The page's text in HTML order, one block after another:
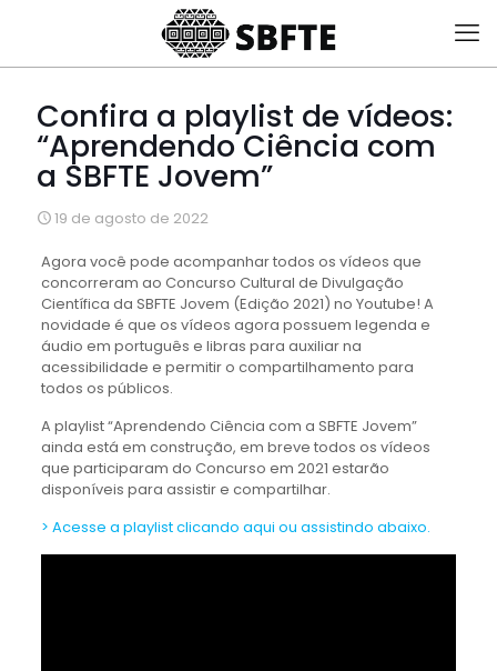
Confira a playlist de vídeos:
“Aprendendo Ciência com
a SBFTE Jovem”
19 de agosto de 2022
Agora você pode acompanhar todos os vídeos que
concorreram ao Concurso Cultural de Divulgação
Científica da SBFTE Jovem (Edição 2021) no Youtube! A
novidade é que os vídeos agora possuem legenda e
áudio em português e libras para auxiliar na
acessibilidade e permitir o compartilhamento para
todos os públicos.
A playlist “Aprendendo Ciência com a SBFTE Jovem”
ainda está em construção, em breve todos os vídeos
que participaram do Concurso em 2021 estarão
disponíveis para assistir e compartilhar.
> Acesse a playlist clicando aqui ou assistindo abaixo.